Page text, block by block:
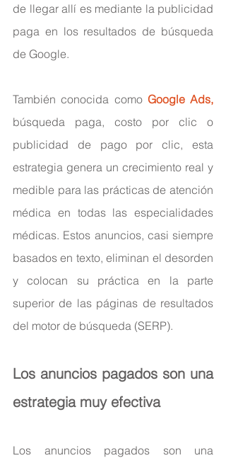
de llegar allí es mediante la publicidad
paga en los resultados de búsqueda
de Google.
También conocida como Google Ads,
búsqueda paga, costo por clic o
publicidad de pago por clic, esta
estrategia genera un crecimiento real y
medible para las prácticas de atención
médica en todas las especialidades
médicas. Estos anuncios, casi siempre
basados ​​en texto, eliminan el desorden
y colocan su práctica en la parte
superior de las páginas de resultados
del motor de búsqueda (SERP).
Los anuncios pagados son una
estrategia muy efectiva
Los anuncios pagados son una